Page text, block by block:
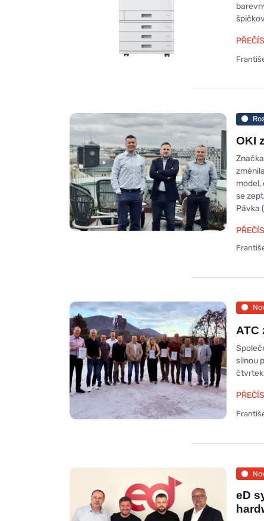
OKI
se
Pávka
ATC
silnou
čtvrtek
eD